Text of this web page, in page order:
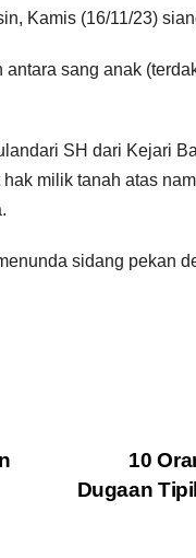
Kamis (16/11/23)
sang anak
SH dari Kejari
milik tanah atas
sidang pekan
10
Dugaan